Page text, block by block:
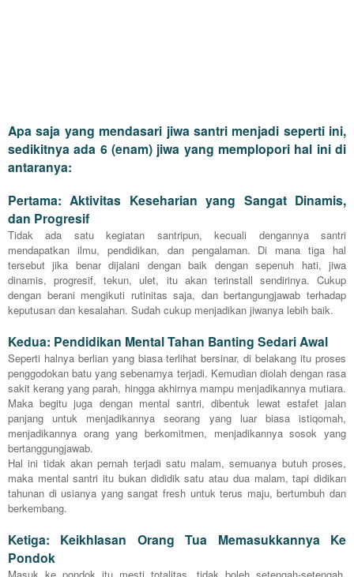
Apa saja yang mendasari jiwa santri menjadi seperti ini,
sedikitnya ada 6 (enam) jiwa yang memplopori hal ini di
antaranya:
Pertama: Aktivitas Keseharian yang Sangat Dinamis,
dan Progresif
Tidak ada satu kegiatan santripun, kecuali dengannya santri
mendapatkan ilmu, pendidikan, dan pengalaman. Di mana tiga hal
tersebut jika benar dijalani dengan baik dengan sepenuh hati, jiwa
dinamis, progresif, tekun, ulet, itu akan terinstall sendirinya. Cukup
dengan berani mengikuti rutinitas saja, dan bertangungjawab terhadap
keputusan dan kesalahan. Sudah cukup menjadikan jiwanya lebih baik.
Kedua: Pendidikan Mental Tahan Banting Sedari Awal
Seperti halnya berlian yang biasa terlihat bersinar, di belakang itu proses
penggodokan batu yang sebenarnya terjadi. Kemudian diolah dengan rasa
sakit kerang yang parah, hingga akhirnya mampu menjadikannya mutiara.
Maka begitu juga dengan mental santri, dibentuk lewat estafet jalan
panjang untuk menjadikannya seorang yang luar biasa istiqomah,
menjadikannya orang yang berkomitmen, menjadikannya sosok yang
bertanggungjawab.
Hal ini tidak akan pernah terjadi satu malam, semuanya butuh proses,
maka mental santri itu bukan dididik satu atau dua malam, tapi didikan
tahunan di usianya yang sangat fresh untuk terus maju, bertumbuh dan
berkembang.
Ketiga: Keikhlasan Orang Tua Memasukkannya Ke
Pondok